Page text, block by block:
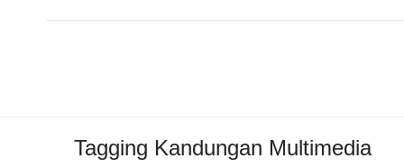
Tagging Kandungan Multimedia